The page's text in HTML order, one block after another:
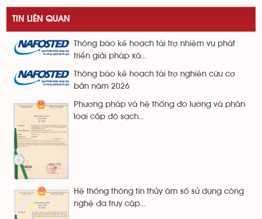
TIN LIÊN QUAN
Thông báo kế hoạch tài trợ nhiệm vụ phát
triển giải pháp xã...
Thông báo kế hoạch tài trợ nghiên cứu cơ
bản năm 2026
Phương pháp và hệ thống đo lường và phân
loại cấp độ sạch...
Hệ thống thông tin thủy âm số sử dụng công
nghệ đa truy cập...